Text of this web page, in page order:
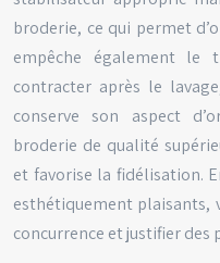
broderie, ce qui permet
empêche également le
contracter après le
conserve son aspect
broderie de qualité
et favorise la fidélisation.
esthétiquement plaisants,
concurrence et justifier des